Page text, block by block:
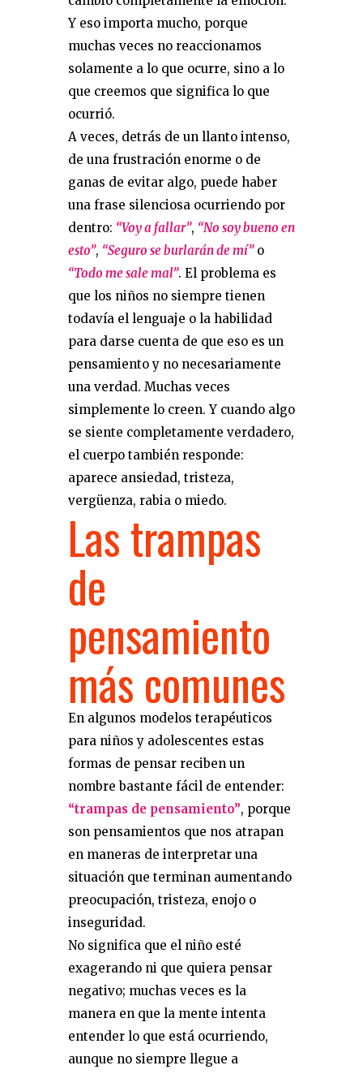
Y eso importa mucho, porque
muchas veces no reaccionamos
solamente a lo que ocurre, sino a lo
que creemos que significa lo que
ocurrió.
A veces, detrás de un llanto intenso,
de una frustración enorme o de
ganas de evitar algo, puede haber
una frase silenciosa ocurriendo por
dentro: “Voy a fallar”, “No soy bueno en
esto”, “Seguro se burlarán de mí” o
“Todo me sale mal”. El problema es
que los niños no siempre tienen
todavía el lenguaje o la habilidad
para darse cuenta de que eso es un
pensamiento y no necesariamente
una verdad. Muchas veces
simplemente lo creen. Y cuando algo
se siente completamente verdadero,
el cuerpo también responde:
aparece ansiedad, tristeza,
vergüenza, rabia o miedo.
Las trampas
de
pensamiento
más comunes
En algunos modelos terapéuticos
para niños y adolescentes estas
formas de pensar reciben un
nombre bastante fácil de entender:
“trampas de pensamiento”, porque
son pensamientos que nos atrapan
en maneras de interpretar una
situación que terminan aumentando
preocupación, tristeza, enojo o
inseguridad.
No significa que el niño esté
exagerando ni que quiera pensar
negativo; muchas veces es la
manera en que la mente intenta
entender lo que está ocurriendo,
aunque no siempre llegue a